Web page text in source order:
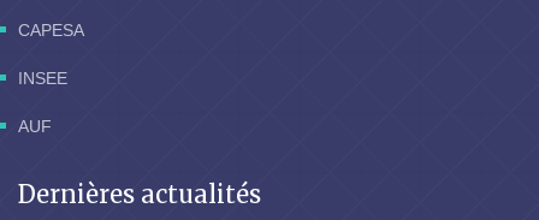
CAPESA
INSEE
AUF
Dernières actualités